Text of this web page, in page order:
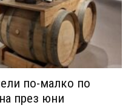
по-малко по
през юни